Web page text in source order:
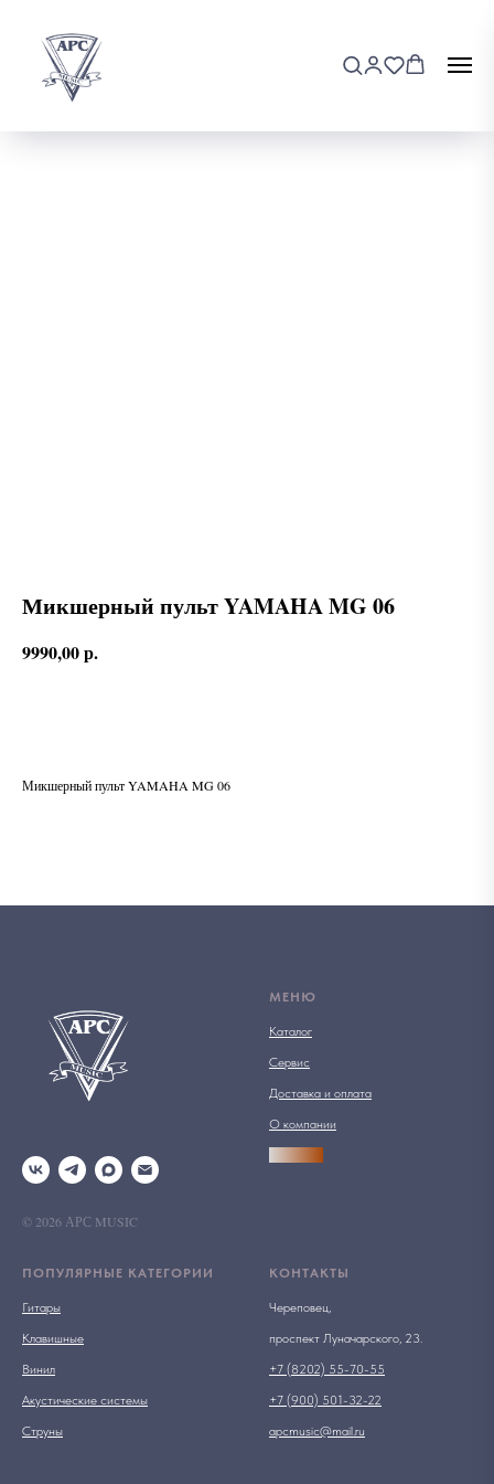
Микшерный пульт YAMAHA MG 06
9990,00р.
Микшерный пульт YAMAHA MG 06
© 2026 АРС MUSIC
МЕНЮ
Каталог
Сервис
Доставка и оплата
О компании
ПОПУЛЯРНЫЕ КАТЕГОРИИ
Гитары
Клавишные
Винил
Акустические системы
Струны
КОНТАКТЫ
Череповец,
проспект Луначарского, 23.
+7 (8202) 55-70-55
+7 (900) 501-32-22
apcmusic@mail.ru